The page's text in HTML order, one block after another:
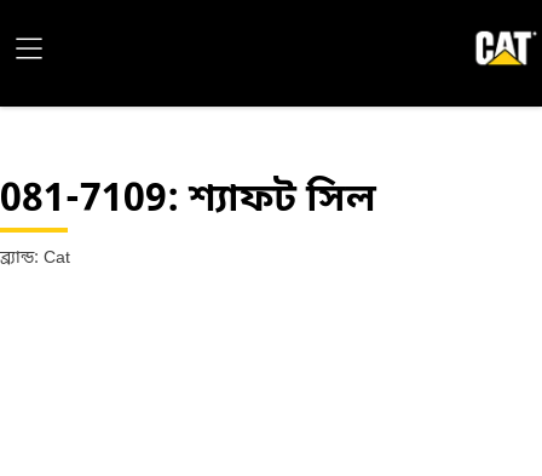
081-7109: শ্যাফট সিল
ব্র্যান্ড: Cat